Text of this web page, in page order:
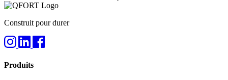
Construit pour durer
Produits